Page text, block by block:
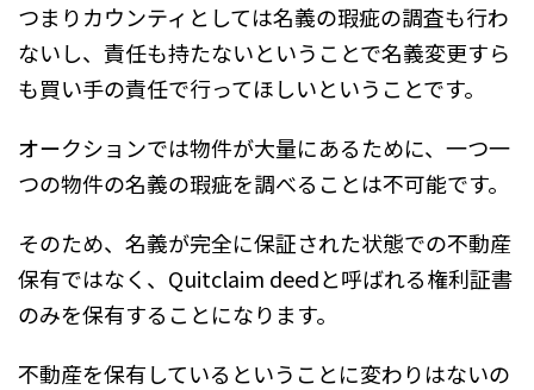
つまりカウンティとしては名義の瑕疵の調査も行わ
ないし、責任も持たないということで名義変更すら
も買い手の責任で行ってほしいということです。
オークションでは物件が大量にあるために、一つ一
つの物件の名義の瑕疵を調べることは不可能です。
そのため、名義が完全に保証された状態での不動産
保有ではなく、Quitclaim deedと呼ばれる権利証書
のみを保有することになります。
不動産を保有しているということに変わりはないの